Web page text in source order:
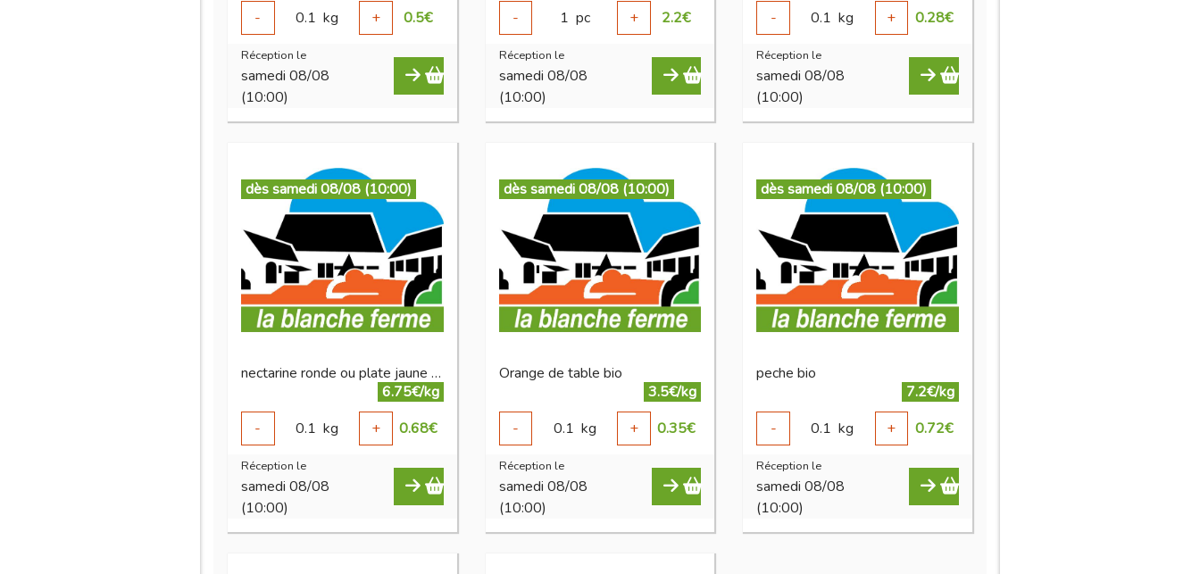
-
0.1 kg + 0.5€
Réception le
samedi 08/08
(10:00)
-
1 pc + 2.2€
Réception le
samedi 08/08
(10:00)
-
0.1 kg + 0.28€
Réception le
samedi 08/08
(10:00)
dès samedi 08/08 (10:00)
nectarine ronde ou plate jaune bio
6.75€/kg
-
0.1 kg + 0.68€
Réception le
samedi 08/08
(10:00)
dès samedi 08/08 (10:00)
Orange de table bio
3.5€/kg
-
0.1 kg + 0.35€
Réception le
samedi 08/08
(10:00)
dès samedi 08/08 (10:00)
peche bio
7.2€/kg
-
0.1 kg + 0.72€
Réception le
samedi 08/08
(10:00)